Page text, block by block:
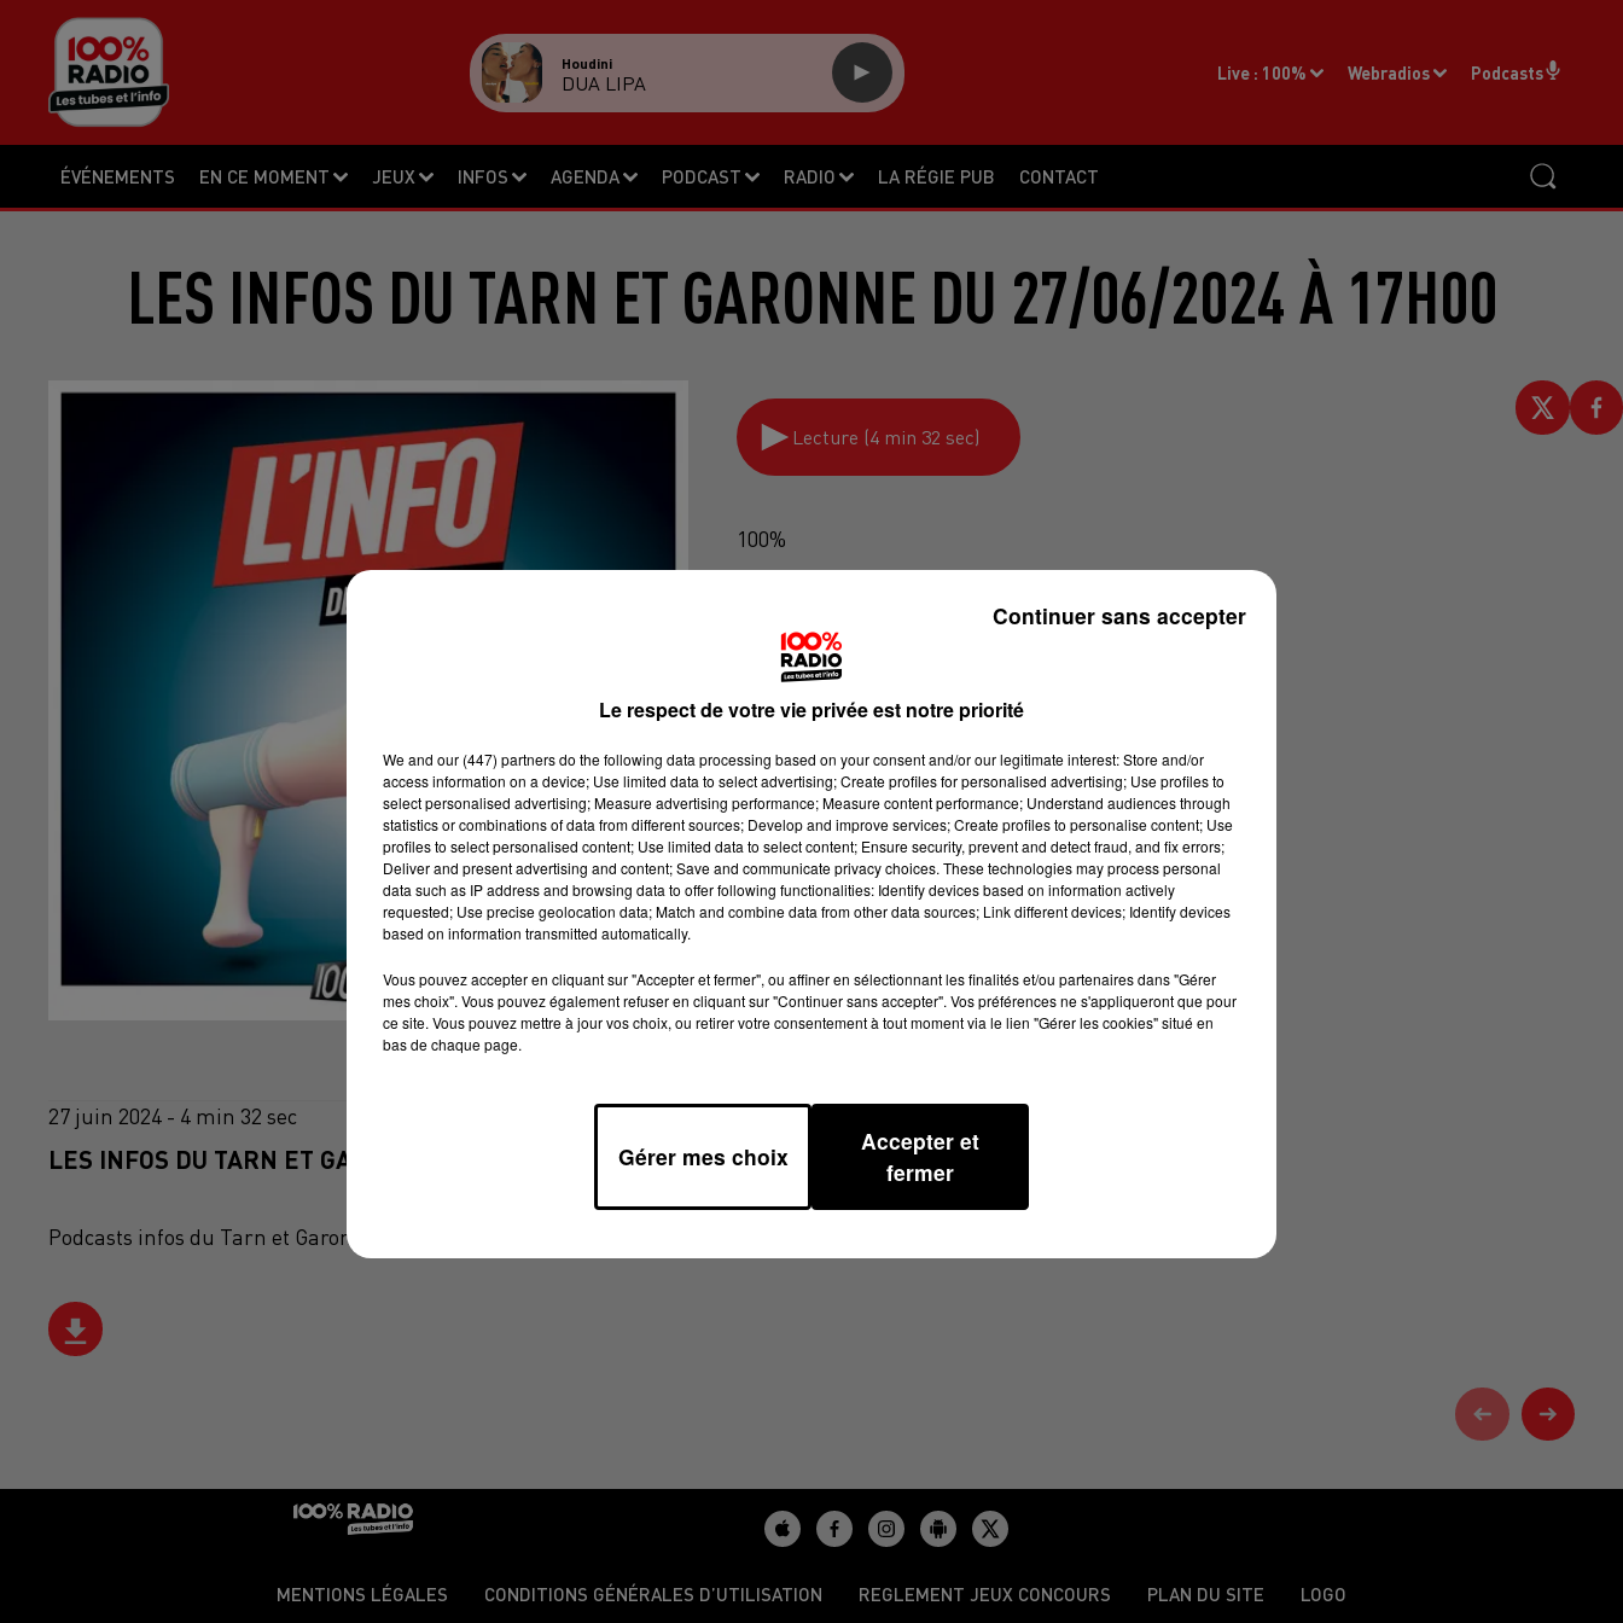
ÉVÉNEMENTS EN CE MOMENT JEUX INFOS AGENDA PODCAST RADIO LA RÉGIE PUB CONTACT
Live : 100% Webradios Podcasts
Houdini
DUA LIPA
LES INFOS DU TARN ET GARONNE DU 27/06/2024 À 17H00
Lecture (4 min 32 sec)
100%
27 juin 2024 - 4 min 32 sec
LES INFOS DU TARN ET GARONNE DU 27/06/2024 À 17H00
Podcasts infos du Tarn et Garonne
MENTIONS LÉGALES CONDITIONS GÉNÉRALES D’UTILISATION REGLEMENT JEUX CONCOURS PLAN DU SITE LOGO
Le respect de votre vie privée est notre priorité
We and our (447) partnersdo the following data processing based on your consent and/or our legitimate interest: Store and/or
access information on a device; Use limited data to select advertising; Create profiles for personalised advertising; Use profiles to
select personalised advertising; Measure advertising performance; Measure content performance; Understand audiences through
statistics or combinations of data from different sources; Develop and improve services; Create profiles to personalise content; Use
profiles to select personalised content; Use limited data to select content; Ensure security, prevent and detect fraud, and fix errors;
Deliver and present advertising and content; Save and communicate privacy choices. These technologies may process personal
data such as IP address and browsing data to offer following functionalities: Identify devices based on information actively
requested; Use precise geolocation data; Match and combine data from other data sources; Link different devices; Identify devices
based on information transmitted automatically.
Vous pouvez accepter en cliquant sur "Accepter et fermer", ou affiner en sélectionnant les finalités et/ou partenaires dans "Gérer
mes choix". Vous pouvez également refuser en cliquant sur "Continuer sans accepter". Vos préférences ne s'appliqueront que pour
ce site. Vous pouvez mettre à jour vos choix, ou retirer votre consentement à tout moment via le lien "Gérer les cookies" situé en
bas de chaque page.
Gérer mes choix
Accepter et
fermer
Continuer sans accepter